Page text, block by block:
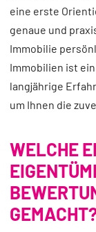
eine erste
genaue und
Immobilie
Immobilien ist
langjährige
um Ihnen die
WELCHE